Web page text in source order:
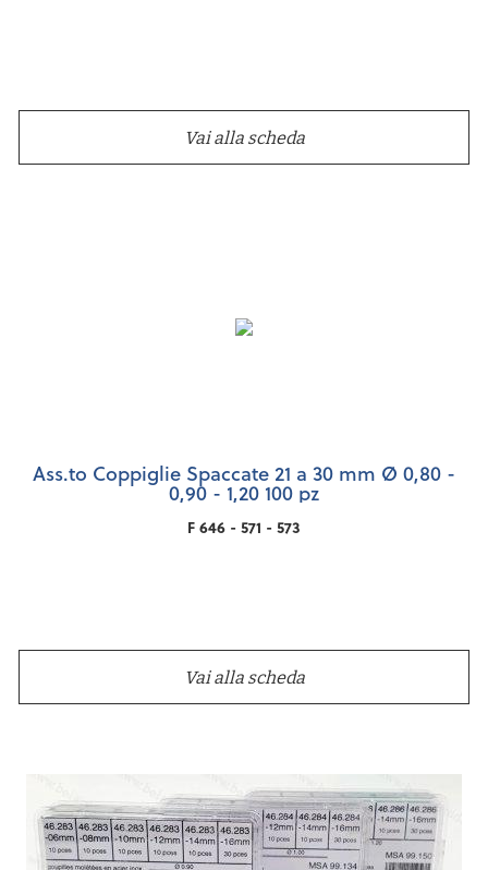
Vai alla scheda
Ass.to Coppiglie Spaccate 21 a 30 mm Ø 0,80 -
0,90 - 1,20 100 pz
F 646 - 571 - 573
Vai alla scheda